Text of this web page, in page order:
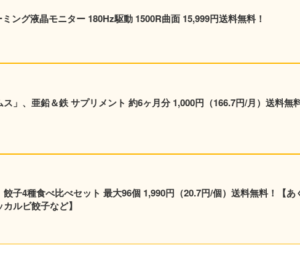
ング液晶モニター 180Hz駆動 1500R曲面 15,999円送料無料！
ス」、亜鉛＆鉄 サプリメント 約6ヶ月分 1,000円（166.7円/月）送料無
餃子4種食べ比べセット 最大96個 1,990円（20.7円/個）送料無料！【あ
ルビ餃子など】